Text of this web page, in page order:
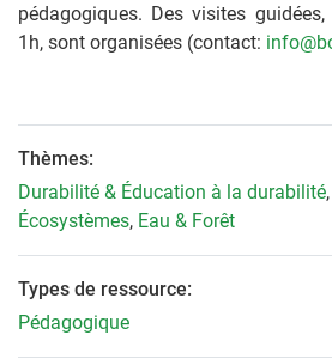
pédagogiques. Des visites
1h, sont organisées (contact:
Thèmes:
Durabilité & Éducation à la durabilité,
Écosystèmes, Eau & Forêt
Types de ressource:
Pédagogique